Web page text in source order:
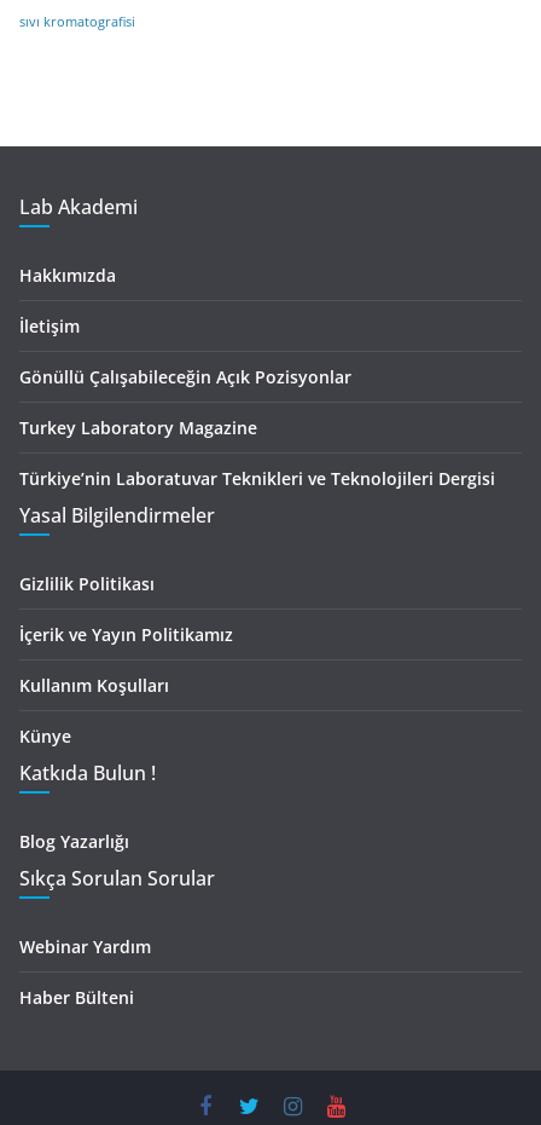
sıvı kromatografisi
Lab Akademi
Hakkımızda
İletişim
Gönüllü Çalışabileceğin Açık Pozisyonlar
Turkey Laboratory Magazine
Türkiye’nin Laboratuvar Teknikleri ve Teknolojileri Dergisi
Yasal Bilgilendirmeler
Gizlilik Politikası
İçerik ve Yayın Politikamız
Kullanım Koşulları
Künye
Katkıda Bulun !
Blog Yazarlığı
Sıkça Sorulan Sorular
Webinar Yardım
Haber Bülteni